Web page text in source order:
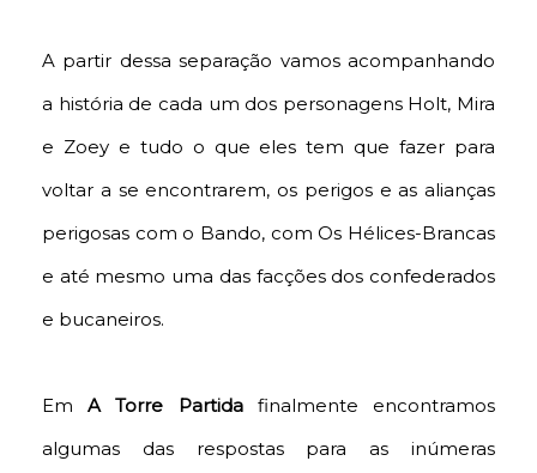
A partir dessa separação vamos acompanhando
a história de cada um dos personagens Holt, Mira
e Zoey e tudo o que eles tem que fazer para
voltar a se encontrarem, os perigos e as alianças
perigosas com o Bando, com Os Hélices-Brancas
e até mesmo uma das facções dos confederados
e bucaneiros.
EmA Torre Partidafinalmente encontramos
algumas das respostas para as inúmeras